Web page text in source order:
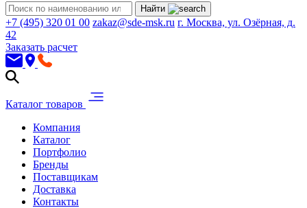
Найти
+7 (495) 320 01 00 zakaz@sde-msk.ru г. Москва, ул. Озёрная, д.
42
Заказать расчет
Каталог товаров
Компания
Каталог
Портфолио
Бренды
Поставщикам
Доставка
Контакты